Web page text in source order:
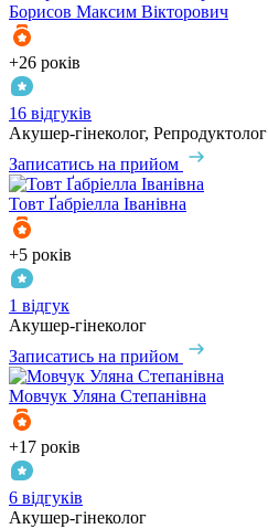
Борисов Максим Вікторович
+26 років
16 відгуків
Акушер-гінеколог, Репродуктолог
Записатись на прийом
Товт Ґабріелла Іванівна
+5 років
1 відгук
Акушер-гінеколог
Записатись на прийом
Мовчук Уляна Степанівна
+17 років
6 відгуків
Акушер-гінеколог